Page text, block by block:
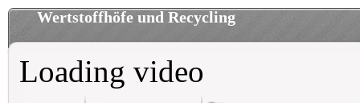
Wertstoffhöfe und Recycling
Loading video